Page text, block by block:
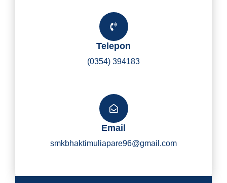
Y
I
Telepon
(0354) 394183
Email
smkbhaktimuliapare96@gmail.com